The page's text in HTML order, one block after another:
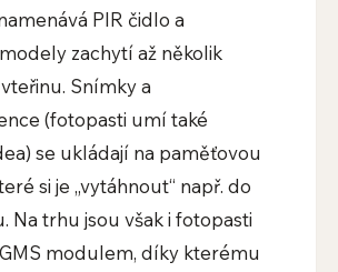
PIR čidlo a
zachytí až několik
Snímky a
(fotopasti umí také
se ukládají na paměťovou
si je „vytáhnout“ např. do
Na trhu jsou však i fotopasti
modulem, díky kterému